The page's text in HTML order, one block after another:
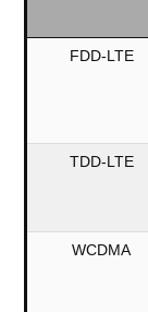
FDD-LTE
TDD-LTE
WCDMA